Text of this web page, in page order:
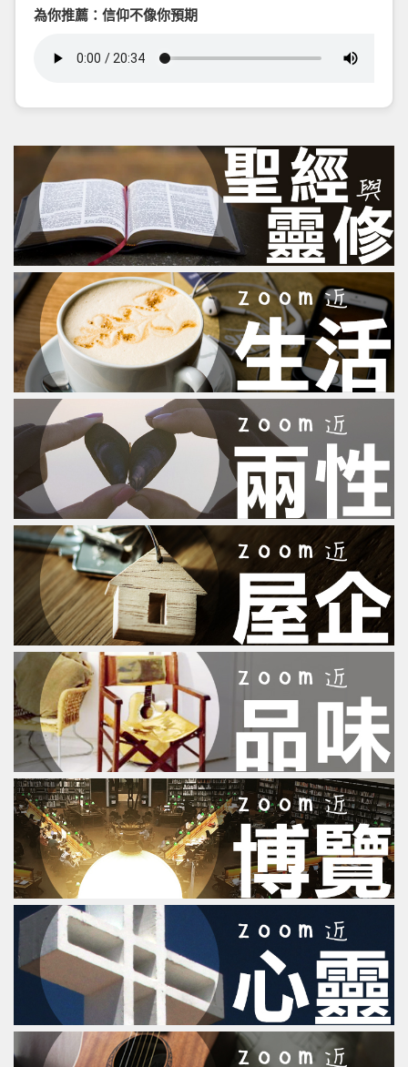
為你推薦：信仰不像你預期